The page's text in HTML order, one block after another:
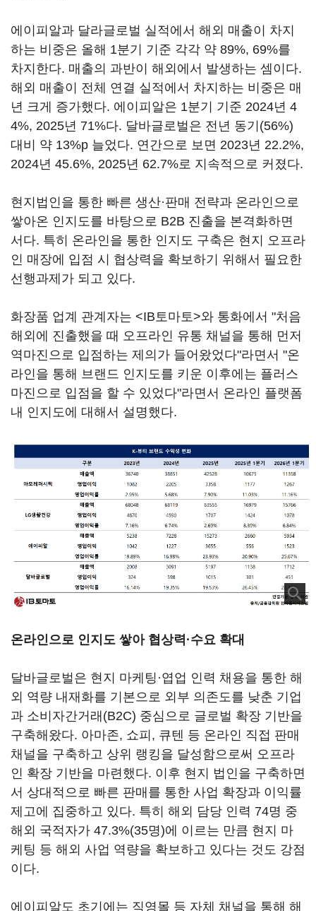
에이피알과 달라글로벌 실적에서 해외 매출이 차지
하는 비중은 올해 1분기 기준 각각 약 89%, 69%를
차지한다. 매출의 과반이 해외에서 발생하는 셈이다.
해외 매출이 전체 연결 실적에서 차지하는 비중은 매
년 크게 증가했다. 에이피알은 1분기 기준 2024년 4
4%, 2025년 71%다. 달바글로벌은 전년 동기(56%)
대비 약 13%p 늘었다. 연간으로 보면 2023년 22.2%,
2024년 45.6%, 2025년 62.7%로 지속적으로 커졌다.
현지법인을 통한 빠른 생산·판매 전략과 온라인으로
쌓아온 인지도를 바탕으로 B2B 진출을 본격화하면
서다. 특히 온라인을 통한 인지도 구축은 현지 오프라
인 매장에 입점 시 협상력을 확보하기 위해서 필요한
선행과제가 되고 있다.
화장품 업계 관계자는 <IB토마토>와 통화에서 "처음
해외에 진출했을 때 오프라인 유통 채널을 통해 먼저
역마진으로 입점하는 제의가 들어왔었다"라면서 "온
라인을 통해 브랜드 인지도를 키운 이후에는 플러스
마진으로 입점을 할 수 있었다"라면서 온라인 플랫폼
내 인지도에 대해서 설명했다.
온라인으로 인지도 쌓아 협상력·수요 확대
달바글로벌은 현지 마케팅·엽업 인력 채용을 통한 해
외 역량 내재화를 기본으로 외부 의존도를 낮춘 기업
과 소비자간거래(B2C) 중심으로 글로벌 확장 기반을
구축해왔다. 아마존, 쇼피, 큐텐 등 온라인 직접 판매
채널을 구축하고 상위 랭킹을 달성함으로써 오프라
인 확장 기반을 마련했다. 이후 현지 법인을 구축하면
서 상대적으로 빠른 판매를 통한 사업 확장과 이익률
제고에 집중하고 있다. 특히 해외 담당 인력 74명 중
해외 국적자가 47.3%(35명)에 이르는 만큼 현지 마
케팅 등 해외 사업 역량을 확보하고 있다는 것도 강점
이다.
에이피알도 초기에는 직영몰 등 자체 채널을 통해 해